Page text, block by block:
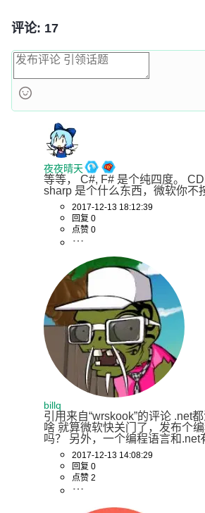
评论: 17
夜夜晴天
等等， C#, F# 是个纯四度。
sharp 是个什么东西，微软你不
2017-12-13 18:12:39
回复 0
点赞 0
billq
引用来自“wrskook”的评论 .net
啥 就算微软快关门了，发布个
吗？ 另外，一个编程语言和.net
2017-12-13 14:08:29
回复 0
点赞 2